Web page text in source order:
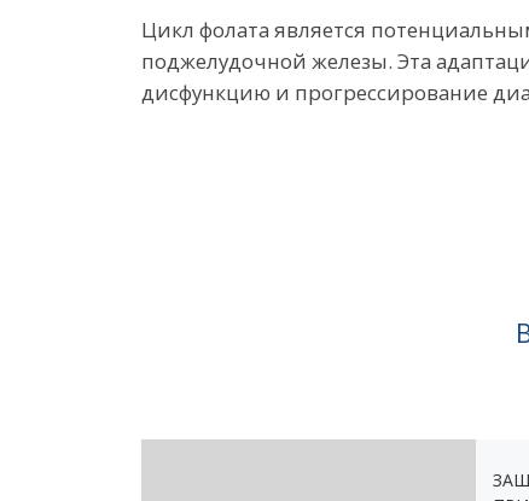
Цикл фолата является
поджелудочной железы. Эта
дисфункцию и прогрессирование